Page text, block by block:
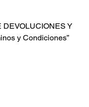
DEVOLUCIONES Y
y Condiciones”